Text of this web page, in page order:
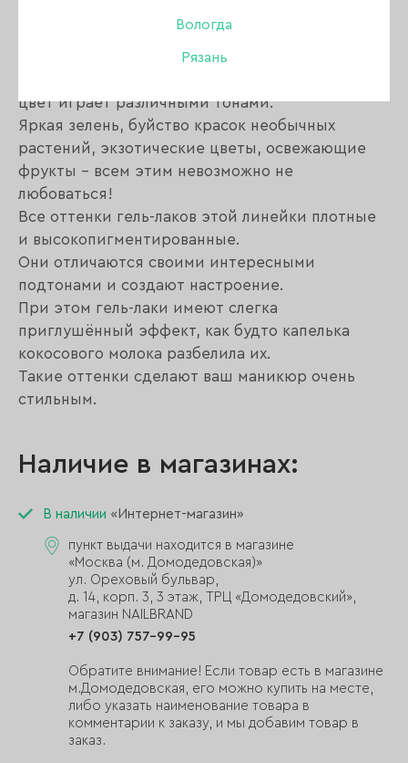
Вологда
Рязань
Мы постарались передать всю сочность красок
цвет играет различными тонами.
Яркая зелень, буйство красок необычных
растений, экзотические цветы, освежающие
фрукты – всем этим невозможно не
любоваться!
Все оттенки гель-лаков этой линейки плотные
и высокопигментированные.
Они отличаются своими интересными
подтонами и создают настроение.
При этом гель-лаки имеют слегка
приглушённый эффект, как будто капелька
кокосового молока разбелила их.
Такие оттенки сделают ваш маникюр очень
стильным.
Наличие в магазинах:
В наличии «Интернет-магазин»
пункт выдачи находится в магазине
«Москва (м. Домодедовская)»
ул. Ореховый бульвар,
д. 14, корп. 3, 3 этаж, ТРЦ «Домодедовский»,
магазин NAILBRAND
+7 (903) 757-99-95
Обратите внимание! Если товар есть в магазине
м.Домодедовская, его можно купить на месте,
либо указать наименование товара в
комментарии к заказу, и мы добавим товар в
заказ.